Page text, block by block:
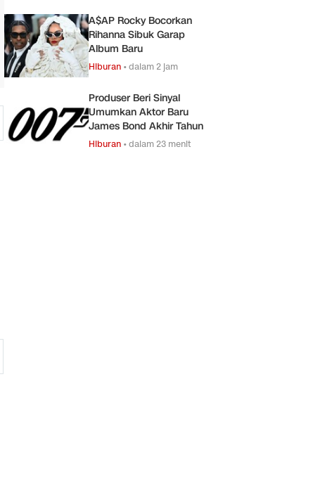
A$AP Rocky Bocorkan
Rihanna Sibuk Garap
Album Baru
Hiburan •dalam 2 jam
Produser Beri Sinyal
Umumkan Aktor Baru
James Bond Akhir Tahun
Hiburan •dalam 23 menit